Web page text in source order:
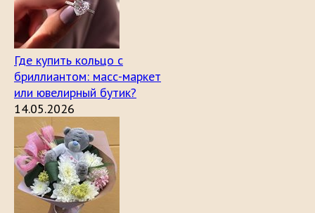
Где купить кольцо с
бриллиантом: масс-маркет
или ювелирный бутик?
14.05.2026